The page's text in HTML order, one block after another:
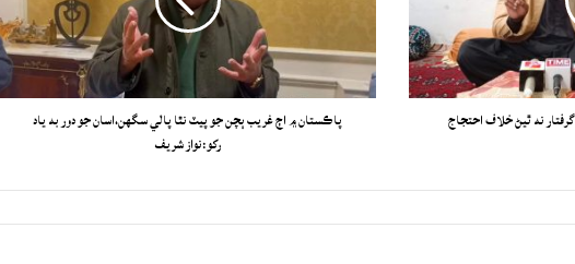
پاڪستان ۾ اڄ غريب ٻچن جو پيٽ نٿا پالي سگهن،اسان جو دور به ياد
رکو:نواز شريف